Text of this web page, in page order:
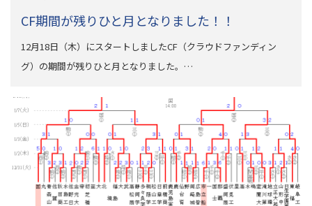
CF期間が残りひと月となりました！！
12月18日（木）にスタートしましたCF（クラウドファンディン
グ）の期間が残りひと月となりました。…